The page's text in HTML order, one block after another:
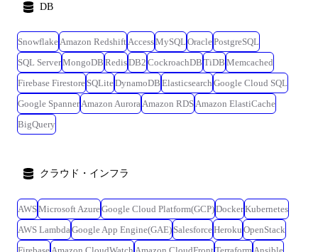
DB
SnowflakeAmazon RedshiftAccessMySQL OraclePostgreSQL
SQL ServerMongoDB RedisDB2 CockroachDB TiDB Memcached
Firebase Firestore SQLiteDynamoDB Elasticsearch Google Cloud SQL
Google SpannerAmazon AuroraAmazon RDSAmazon ElastiCache
BigQuery
クラウド・インフラ
AWSMicrosoft AzureGoogle Cloud Platform(GCP)DockerKubernetes
AWS LambdaGoogle App Engine(GAE) SalesforceHeroku OpenStack